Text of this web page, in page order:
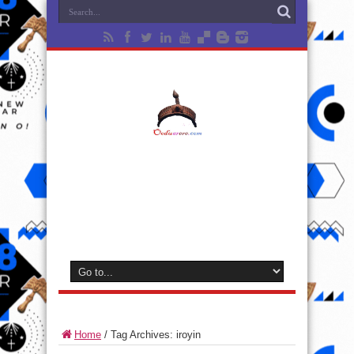
Home / Tag Archives: iroyin